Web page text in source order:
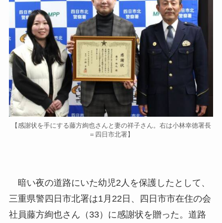
【感謝状を手にする藤方絢也さんと妻の祥子さん。右は小林幸徳署長
＝四日市北署】
暗い夜の道路にいた幼児2人を保護したとして、
三重県警四日市北署は1月22日、四日市市在住の会
社員藤方絢也さん（33）に感謝状を贈った。道路